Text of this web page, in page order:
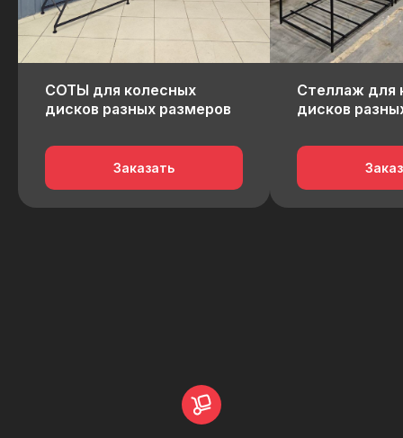
СОТЫ для колесных
дисков разных размеров
Заказать
Стеллаж для
дисков